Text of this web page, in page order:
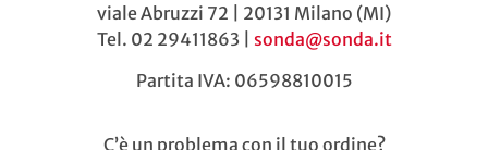
viale Abruzzi 72 | 20131 Milano (MI)
Tel. 02 29411863 | sonda@sonda.it
Partita IVA: 06598810015
C’è un problema con il tuo ordine?